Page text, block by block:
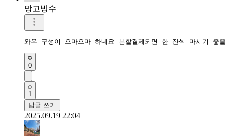
망고빙수
와우 구성이 으마으마 하네요 분할결제되면 한 잔씩 마시기 좋
0
1
답글 쓰기
2025.09.19 22:04